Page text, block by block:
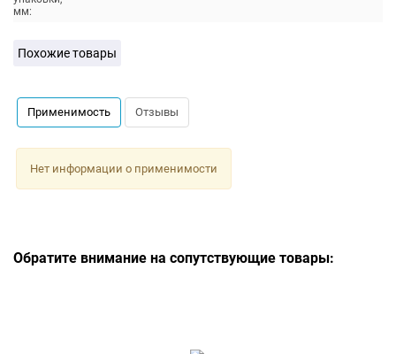
мм:
Похожие товары
Применимость Отзывы
Нет информации о применимости
Обратите внимание на сопутствующие товары: